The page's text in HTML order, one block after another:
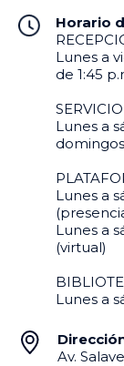
Horario
Lunes a
de 1:45
Lunes a
Lunes a
Lunes a
(virtual)
Lunes a
Av.